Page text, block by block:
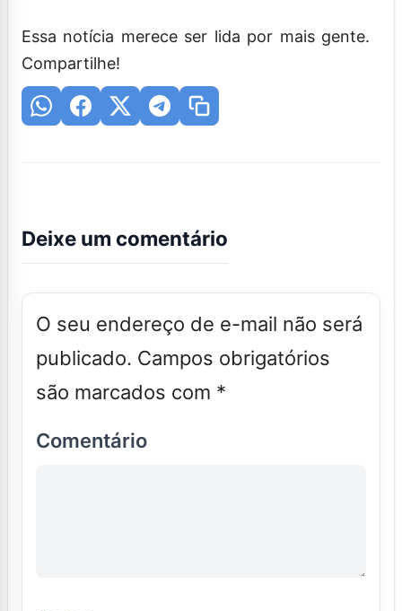
Essa notícia merece ser lida por mais gente.
Compartilhe!
Deixe um comentário
O seu endereço de e-mail não será
publicado. Campos obrigatórios
são marcados com *
Comentário